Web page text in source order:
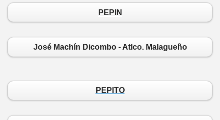
PEPIN
José Machín Dicombo - Atlco. Malagueño
PEPITO